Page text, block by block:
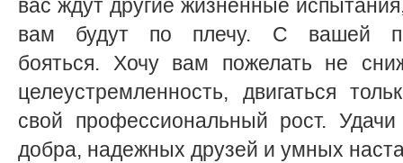
вас ждут другие жизненные
вам будут по плечу. С вашей
бояться. Хочу вам пожелать не
целеустремленность, двигаться
свой профессиональный рост.
добра, надежных друзей и умных